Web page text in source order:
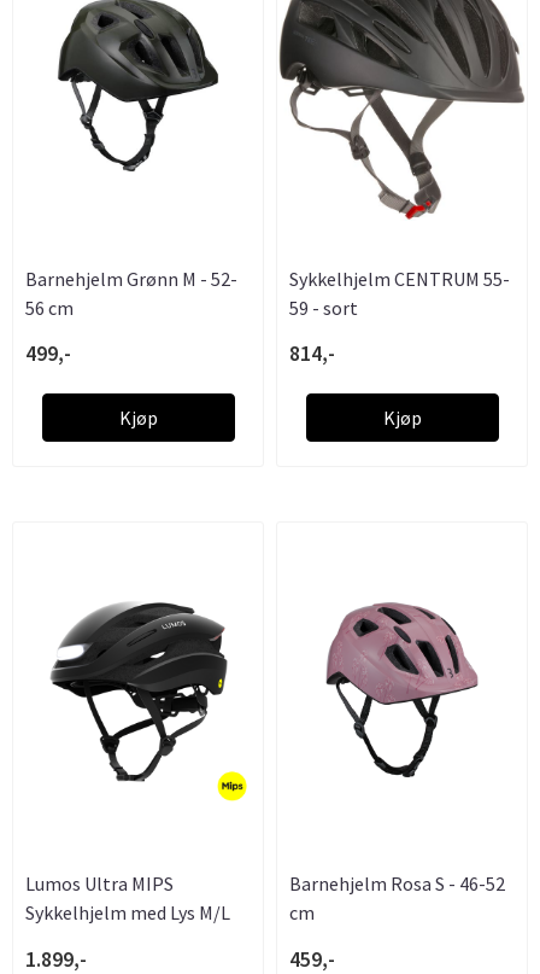
Barnehjelm Grønn M - 52-
56 cm
499,-
Kjøp
Sykkelhjelm CENTRUM 55-
59 - sort
814,-
Kjøp
Lumos Ultra MIPS
Sykkelhjelm med Lys M/L
1.899,-
Barnehjelm Rosa S - 46-52
cm
459,-